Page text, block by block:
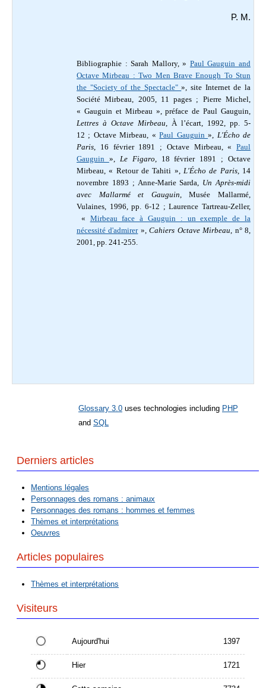
P. M.
Bibliographie : Sarah Mallory, » Paul Gauguin and
Octave Mirbeau : Two Men Brave Enough To Stun
the "Society of the Spectacle"», site Internet de la
Société Mirbeau, 2005, 11 pages ; Pierre Michel,
« Gauguin et Mirbeau », préface de Paul Gauguin,
Lettres à Octave Mirbeau , À l’écart, 1992, pp. 5-
12 ; Octave Mirbeau, «Paul Gauguin», L'Écho de
Paris , 16 février 1891 ; Octave Mirbeau, « Paul
Gauguin », Le Figaro , 18 février 1891 ; Octave
Mirbeau, « Retour de Tahiti », L'Écho de Paris, 14
novembre 1893 ; Anne-Marie Sarda, Un Après-midi
avec Mallarmé et Gauguin , Musée Mallarmé,
Vulaines, 1996, pp. 6-12 ; Laurence Tartreau-Zeller,
« Mirbeau face à Gauguin : un exemple de la
nécessité d'admirer»,Cahiers Octave Mirbeau , n° 8,
2001, pp. 241-255.
Glossary 3.0 uses technologies including PHP
and SQL
Derniers articles
Mentions légales
Personnages des romans : animaux
Personnages des romans : hommes et femmes
Thèmes et interprétations
Oeuvres
Articles populaires
Thèmes et interprétations
Visiteurs
Aujourd'hui 1397
Hier 1721